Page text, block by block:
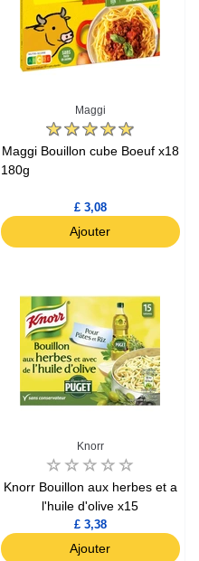
Maggi
Maggi Bouillon cube Boeuf x18
180g
£ 3,08
Ajouter
Knorr
Knorr Bouillon aux herbes et a
l'huile d'olive x15
£ 3,38
Ajouter